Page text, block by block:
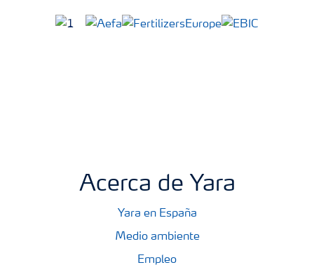
Acerca de Yara
Yara en España
Medio ambiente
Empleo